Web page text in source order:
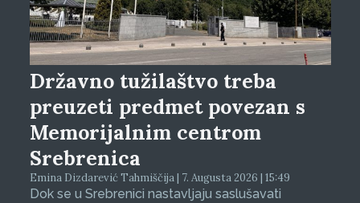
Državno tužilaštvo treba
preuzeti predmet povezan s
Memorijalnim centrom
Srebrenica
Emina Dizdarević Tahmiščija | 7. Augusta 2026 | 15:49
Dok se u Srebrenici nastavljaju saslušavati